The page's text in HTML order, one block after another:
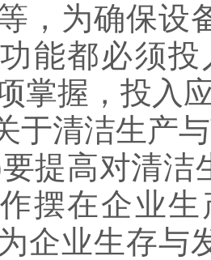
，为确保设
能都必须
掌握，投入
清洁生产与
高对清洁生
摆在企业
企业生存与